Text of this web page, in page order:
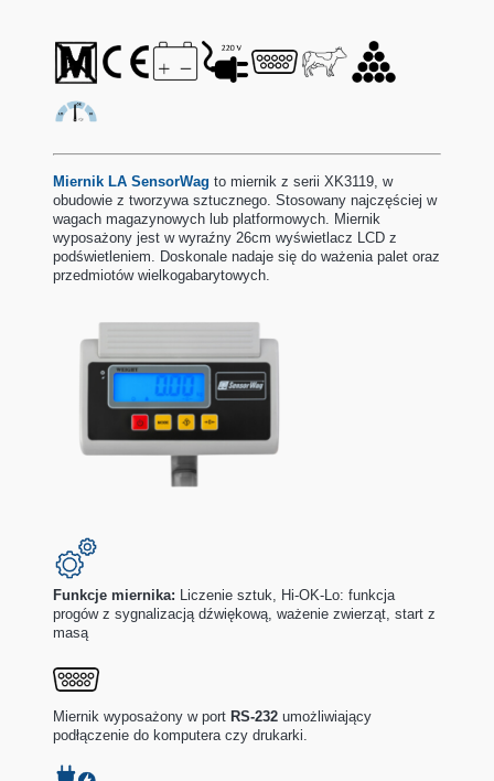
Miernik LA SensorWag to miernik z serii XK3119, w
obudowie z tworzywa sztucznego. Stosowany najczęściej w
wagach magazynowych lub platformowych. Miernik
wyposażony jest w wyraźny 26cm wyświetlacz LCD z
podświetleniem. Doskonale nadaje się do ważenia palet oraz
przedmiotów wielkogabarytowych.
Funkcje miernika: Liczenie sztuk, Hi-OK-Lo: funkcja
progów z sygnalizacją dźwiękową, ważenie zwierząt, start z
masą
Miernik wyposażony w port RS-232 umożliwiający
podłączenie do komputera czy drukarki.